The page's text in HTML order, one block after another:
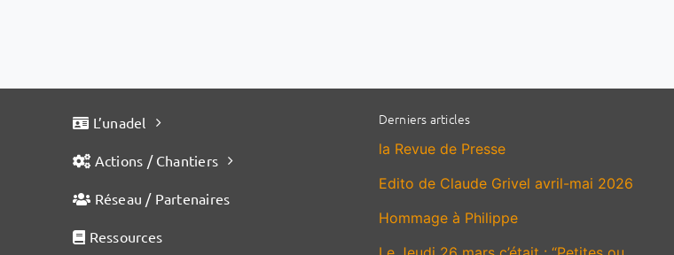
L’unadel
Actions / Chantiers
Réseau / Partenaires
Ressources
Derniers articles
la Revue de Presse
Edito de Claude Grivel avril-mai 2026
Hommage à Philippe